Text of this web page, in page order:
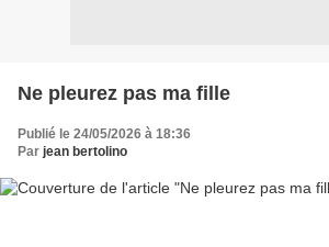
Ne pleurez pas ma fille
Publié le 24/05/2026 à 18:36
Par jean bertolino